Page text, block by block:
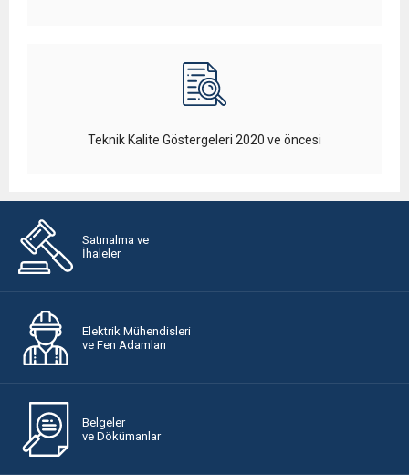
Teknik Kalite Göstergeleri 2020 ve öncesi
Satınalma ve
İhaleler
Elektrik Mühendisleri
ve Fen Adamları
Belgeler
ve Dökümanlar